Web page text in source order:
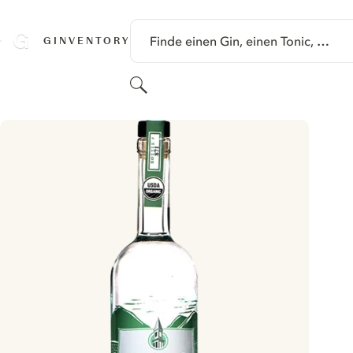
GINVENTORY Finde einen Gin, einen Tonic, …
Suchen